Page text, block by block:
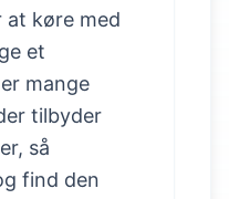
at køre med
et
mange
tilbyder
så
find den